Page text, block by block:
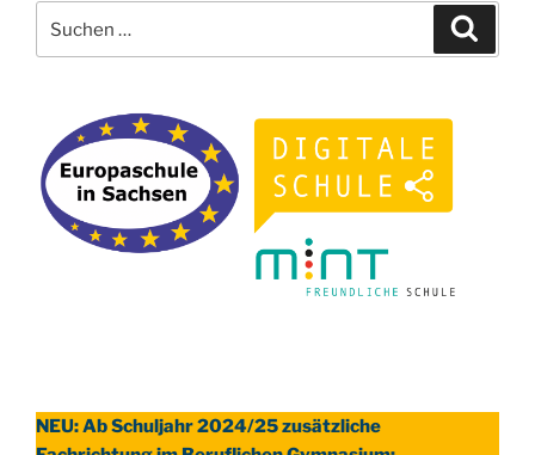
nach:
NEU: Ab Schuljahr 2024/25 zusätzliche